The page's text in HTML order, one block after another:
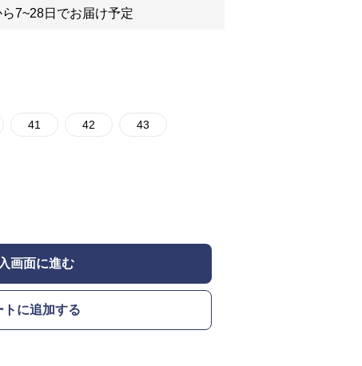
7~28日でお届け予定
41 42 43
画面に進む
トに追加する